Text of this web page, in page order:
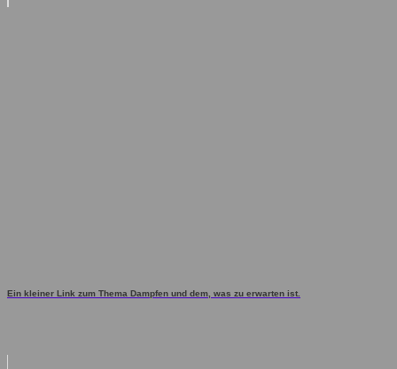
Ein kleiner Link zum Thema Dampfen und dem, was zu erwarten ist.